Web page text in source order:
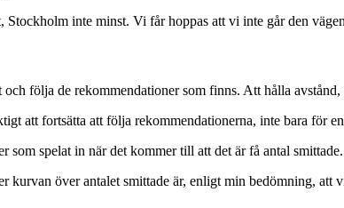
Stockholm inte minst. Vi får hoppas att vi inte går den
följa de rekommendationer som finns. Att hålla
att fortsätta att följa rekommendationerna, inte bara för
som spelat in när det kommer till att det är få antal smittade.
kurvan över antalet smittade är, enligt min bedömning,